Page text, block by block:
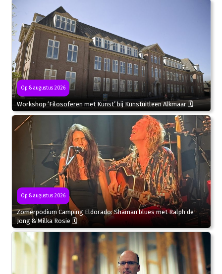
Op 8 augustus 2026
Workshop ‘Filosoferen met Kunst’ bij Kunstuitleen Alkmaar 🗓
Op 8 augustus 2026
Zomerpodium Camping Eldorado: Shaman blues met Ralph de
Jong & Milka Rosie 🗓